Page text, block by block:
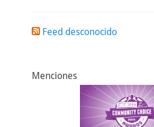
Feed desconocido
Menciones